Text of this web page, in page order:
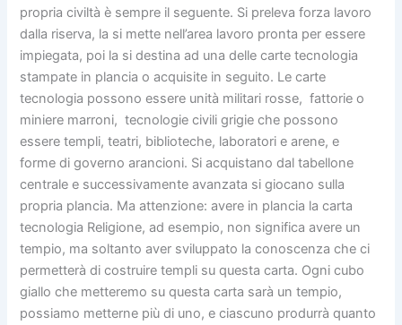
propria civiltà è sempre il seguente. Si preleva forza lavoro
dalla riserva, la si mette nell’area lavoro pronta per essere
impiegata, poi la si destina ad una delle carte tecnologia
stampate in plancia o acquisite in seguito. Le carte
tecnologia possono essere unità militari rosse, fattorie o
miniere marroni, tecnologie civili grigie che possono
essere templi, teatri, biblioteche, laboratori e arene, e
forme di governo arancioni. Si acquistano dal tabellone
centrale e successivamente avanzata si giocano sulla
propria plancia. Ma attenzione: avere in plancia la carta
tecnologia Religione, ad esempio, non significa avere un
tempio, ma soltanto aver sviluppato la conoscenza che ci
permetterà di costruire templi su questa carta. Ogni cubo
giallo che metteremo su questa carta sarà un tempio,
possiamo metterne più di uno, e ciascuno produrrà quanto